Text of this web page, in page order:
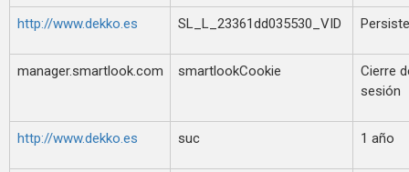
http://www.dekko.es SL_L_23361dd035530_VID
manager.smartlook.com smartlookCookie
Cierre
sesión
http://www.dekko.es suc 1 año